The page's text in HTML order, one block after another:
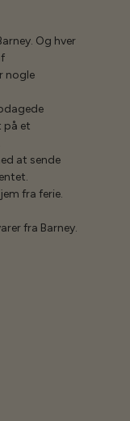
Og hver
nogle
på et
at sende
fra ferie.
fra Barney.